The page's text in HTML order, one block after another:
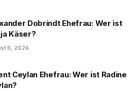
Dobrindt Ehefrau: Wer ist
Käser?
6, 2026
Ceylan Ehefrau: Wer ist Radine